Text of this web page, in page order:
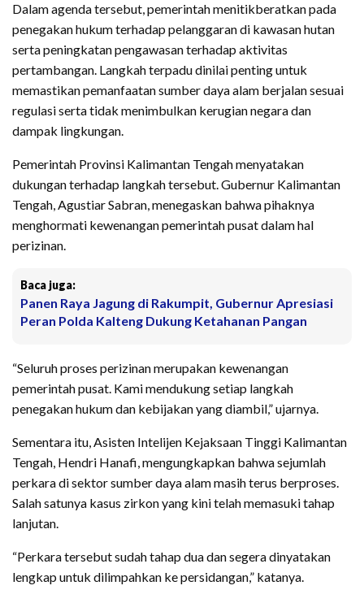
Dalam agenda tersebut, pemerintah menitikberatkan pada
penegakan hukum terhadap pelanggaran di kawasan hutan
serta peningkatan pengawasan terhadap aktivitas
pertambangan. Langkah terpadu dinilai penting untuk
memastikan pemanfaatan sumber daya alam berjalan sesuai
regulasi serta tidak menimbulkan kerugian negara dan
dampak lingkungan.
Pemerintah Provinsi Kalimantan Tengah menyatakan
dukungan terhadap langkah tersebut. Gubernur Kalimantan
Tengah, Agustiar Sabran, menegaskan bahwa pihaknya
menghormati kewenangan pemerintah pusat dalam hal
perizinan.
Baca juga:
Panen Raya Jagung di Rakumpit, Gubernur Apresiasi
Peran Polda Kalteng Dukung Ketahanan Pangan
“Seluruh proses perizinan merupakan kewenangan
pemerintah pusat. Kami mendukung setiap langkah
penegakan hukum dan kebijakan yang diambil,” ujarnya.
Sementara itu, Asisten Intelijen Kejaksaan Tinggi Kalimantan
Tengah, Hendri Hanafi, mengungkapkan bahwa sejumlah
perkara di sektor sumber daya alam masih terus berproses.
Salah satunya kasus zirkon yang kini telah memasuki tahap
lanjutan.
“Perkara tersebut sudah tahap dua dan segera dinyatakan
lengkap untuk dilimpahkan ke persidangan,” katanya.